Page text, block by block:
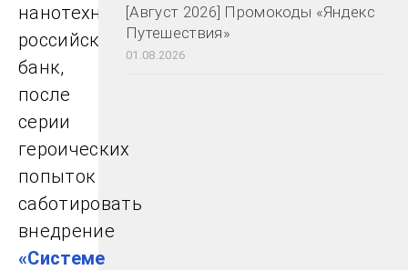
нанотехнологичный
российский
банк,
после
серии
героических
попыток
саботировать
внедрение
«Системе
[Август 2026] Промокоды «Яндекс
Путешествия»
01.08.2026